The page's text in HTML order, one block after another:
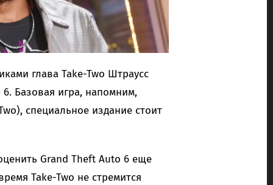
глава Take-Two Штраусс
Базовая игра, напомним,
специальное издание стоит
Grand Theft Auto 6 еще
Take-Two не стремится